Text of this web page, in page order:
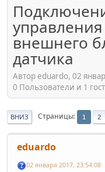
внешнего
датчика
Автор eduardo, 02
0 Пользователи и 1
ВНИЗ Страницы 1 2
eduardo
02 января 2017, 23:54:08